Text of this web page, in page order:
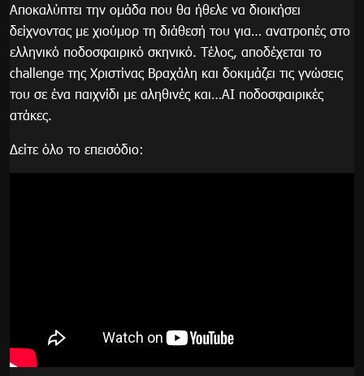
Αποκαλύπτει την ομάδα που θα ήθελε να διοικήσει
δείχνοντας με χιούμορ τη διάθεσή του για… ανατροπές στο
ελληνικό ποδοσφαιρικό σκηνικό. Τέλος, αποδέχεται το
challenge της Χριστίνας Βραχάλη και δοκιμάζει τις γνώσεις
του σε ένα παιχνίδι με αληθινές και…AI ποδοσφαιρικές
ατάκες.
Δείτε όλο το επεισόδιο: